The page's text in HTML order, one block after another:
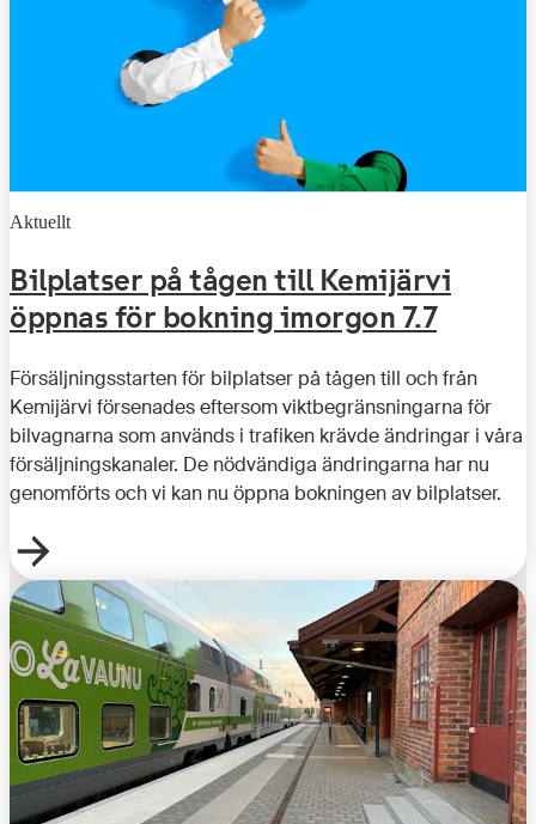
Aktuellt
Bilplatser på tågen till Kemijärvi
öppnas för bokning imorgon 7.7
Försäljningsstarten för bilplatser på tågen till och från
Kemijärvi försenades eftersom viktbegränsningarna för
bilvagnarna som används i trafiken krävde ändringar i våra
försäljningskanaler. De nödvändiga ändringarna har nu
genomförts och vi kan nu öppna bokningen av bilplatser.